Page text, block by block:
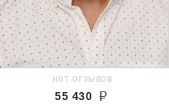
нет отзывов
55 430